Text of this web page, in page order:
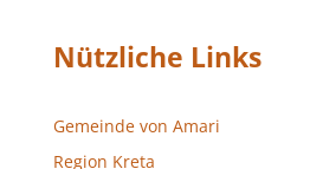
Nützliche Links
Gemeinde von Amari
Region Kreta